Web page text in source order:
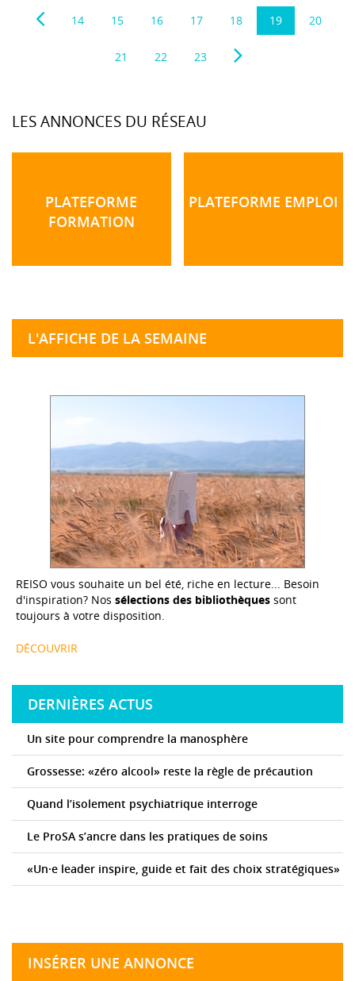
14 15 16 17 18 19 20
21 22 23
LES ANNONCES DU RÉSEAU
PLATEFORME
FORMATION
PLATEFORME EMPLOI
L'AFFICHE DE LA SEMAINE
REISO vous souhaite un bel été, riche en lecture... Besoin
d'inspiration? Nos sélections des bibliothèques sont
toujours à votre disposition.
DÉCOUVRIR
DERNIÈRES ACTUS
Un site pour comprendre la manosphère
Grossesse: «zéro alcool» reste la règle de précaution
Quand l’isolement psychiatrique interroge
Le ProSA s’ancre dans les pratiques de soins
«Un·e leader inspire, guide et fait des choix stratégiques»
INSÉRER UNE ANNONCE